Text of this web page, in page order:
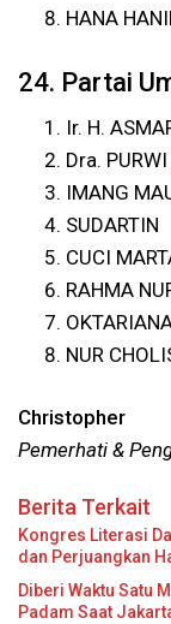
HANA
24. Partai
Ir. H.
Dra.
IMANG
SUDARTIN
CUCI
RAHMA
NUR
Christopher
Pemerhati &
Berita Terkait
Kongres Literasi
dan Perjuangkan
Diberi Waktu Satu
Padam Saat